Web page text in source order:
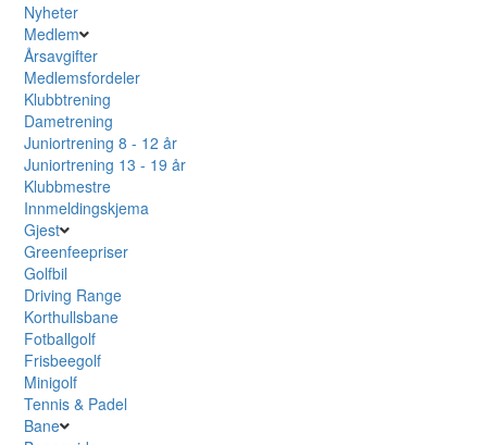
Nyheter
Medlem
Årsavgifter
Medlemsfordeler
Klubbtrening
Dametrening
Juniortrening 8 - 12 år
Juniortrening 13 - 19 år
Klubbmestre
Innmeldingskjema
Gjest
Greenfeepriser
Golfbil
Driving Range
Korthullsbane
Fotballgolf
Frisbeegolf
Minigolf
Tennis & Padel
Bane